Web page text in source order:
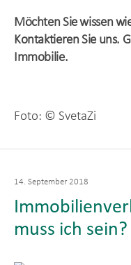
Möchten Sie wissen
Kontaktieren Sie uns.
Immobilie.
Foto: © SvetaZi
muss ich sein?
Veröffentlicht
14. September 2018